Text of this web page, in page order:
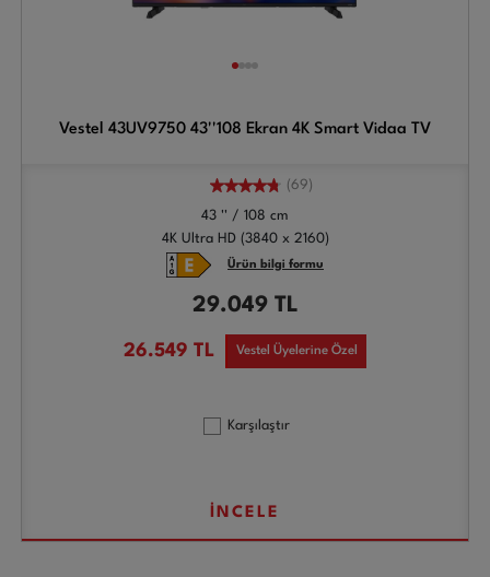
Vestel 43UV9750 43''108 Ekran 4K Smart Vidaa TV
(69)
43 '' / 108 cm
4K Ultra HD (3840 x 2160)
Ürün bilgi formu
29.049 TL
26.549 TL Vestel Üyelerine Özel
Karşılaştır
İNCELE